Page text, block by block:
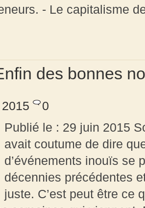
- Le capitalisme
des bonnes
0
Publié le : 29 juin 2015
avait coutume de dire
d’événements inouïs se
décennies précédentes
juste. C’est peut être ce